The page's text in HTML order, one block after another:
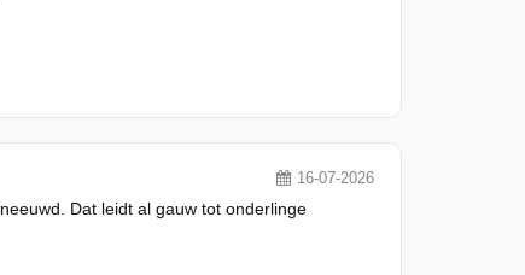
16-07-2026
Dat leidt al gauw tot onderlinge